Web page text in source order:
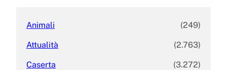
Animali (249)
Attualità (2.763)
Caserta (3.272)